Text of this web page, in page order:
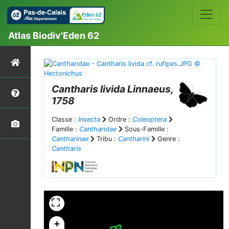
Atlas Biodiv'Eden 62
Cantharis lividaLinnaeus,
1758
Classe : Insecta Ordre : Coleoptera
Famille : Cantharidae
Sous-Famille :
Cantharinae
Tribu : Cantharini
Genre :
Cantharis
+